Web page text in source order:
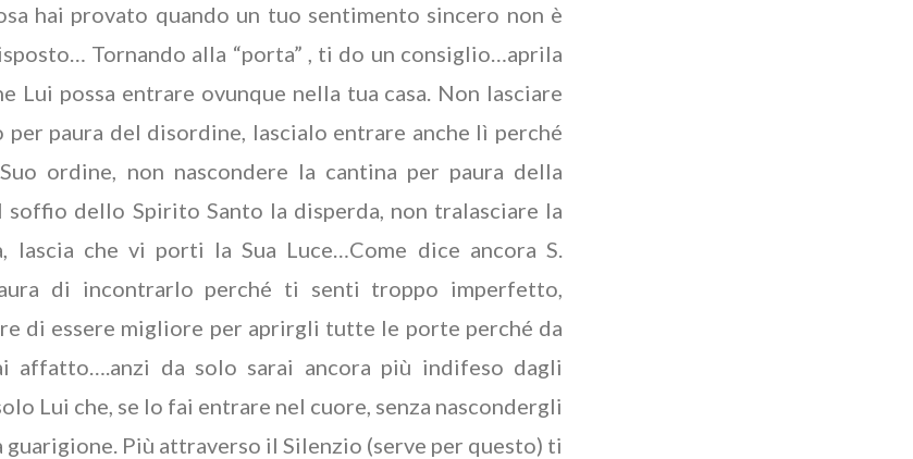
hai provato quando un tuo sentimento sincero non è
Tornando alla “porta” , ti do un consiglio…aprila
Lui possa entrare ovunque nella tua casa. Non lasciare
paura del disordine, lascialo entrare anche lì perché
ordine, non nascondere la cantina per paura della
soffio dello Spirito Santo la disperda, non tralasciare la
lascia che vi porti la Sua Luce…Come dice ancora S.
di incontrarlo perché ti senti troppo imperfetto,
di essere migliore per aprirgli tutte le porte perché da
affatto….anzi da solo sarai ancora più indifeso dagli
Lui che, se lo fai entrare nel cuore, senza nascondergli
guarigione. Più attraverso il Silenzio (serve per questo) ti